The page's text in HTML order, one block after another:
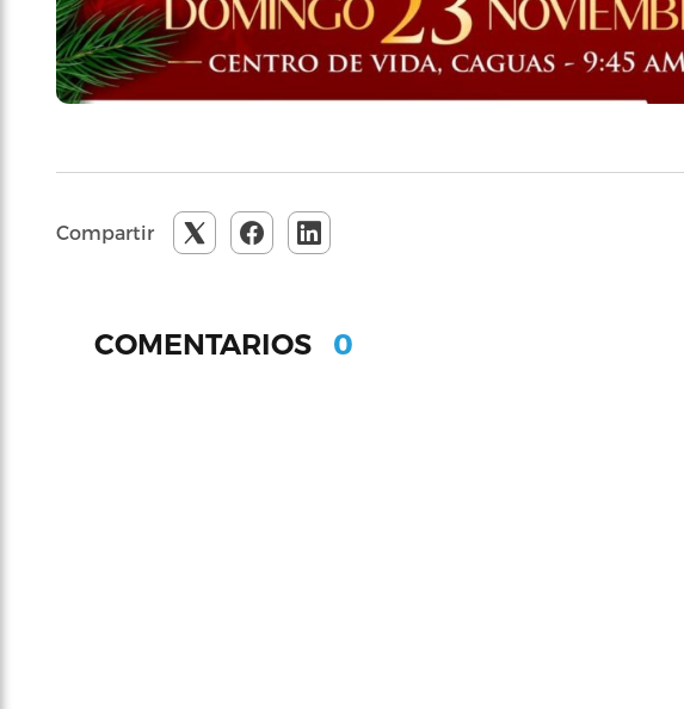
Compartir
COMENTARIOS 0